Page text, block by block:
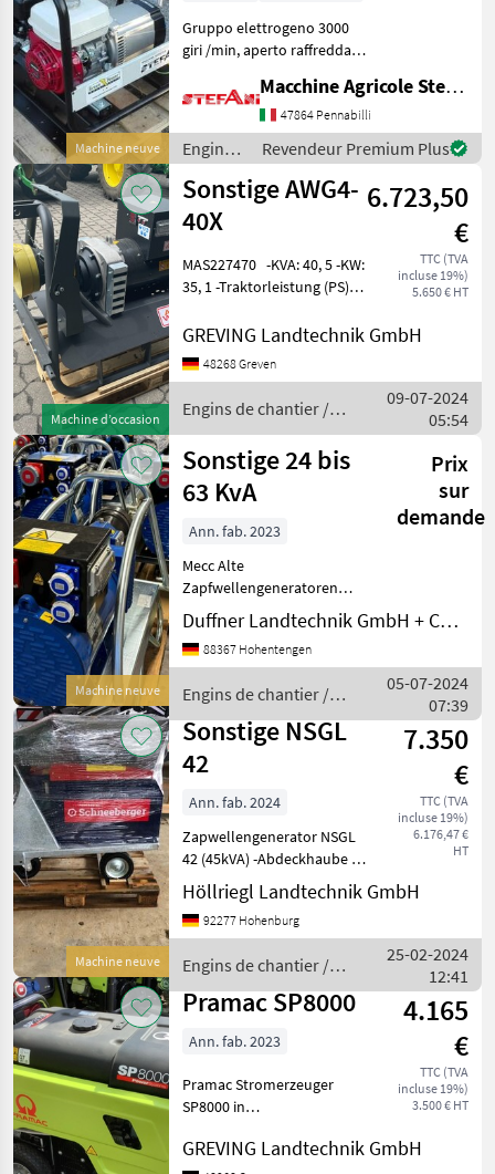
Machine neuve
Gruppo elettrogeno 3000
giri /min, aperto raffreddato
Motore GX 200 Honda
Potenza 6, 5 hp Alternatore
Linz Dimensioni 700 X 570 X
630
Macchine Agricole Stefani Luciano
47864 Pennabilli
Engins
de
chantier
/
Sonstige
Revendeur Premium Plus
Machine d’occasion
Sonstige AWG4-
40X
6.723,50
€
TTC (TVA
incluse 19%)
5.650 € HT
MAS227470 -KVA: 40, 5 -KW:
35, 1 -Traktorleistung (PS):
430 Ausschließlich für den
gilt für vorhandenen Zust
GREVING Landtechnik GmbH
48268 Greven
Engins de chantier /
Sonstige
09-07-2024
05:54
Machine neuve
Sonstige 24 bis
63 KvA
Prix
sur
demande
Ann. fab. 2023
Mecc Alte
Zapfwellengeneratoren
Mecc Alte bietet eine
vielfältige Auswahl an
traktorbetriebenen (PTO)
Diese bestehen mittlerweile
ausschließli
Duffner Landtechnik GmbH + Co KG
88367 Hohentengen
Engins de chantier /
Sonstige
05-07-2024
07:39
Machine neuve
Sonstige NSGL
42
7.350
€
TTC (TVA
incluse 19%)
6.176,47 €
HT
Ann. fab. 2024
Zapwellengenerator NSGL
42 (45kVA) -Abdeckhaube -
Räder -Zapfwelle -1h
Stecker -Anhängebolzen
Engins de chantier
Höllriegl Landtechnik GmbH
92277 Hohenburg
Engins de chantier /
Sonstige
25-02-2024
12:41
Pramac SP8000
4.165
€
TTC (TVA
incluse 19%)
3.500 € HT
Ann. fab. 2023
Pramac Stromerzeuger
SP8000 in
Takt Motoren,
GREVING Landtechnik GmbH